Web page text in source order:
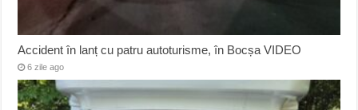
Accident în lanț cu patru autoturisme, în Bocșa VIDEO
6 zile ago